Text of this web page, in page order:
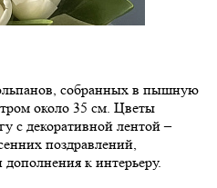
собранных в пышную
около 35 см. Цветы
с декоративной лентой –
поздравлений,
к интерьеру.